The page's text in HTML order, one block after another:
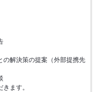
の解決策の提案（外部提携先
ます。